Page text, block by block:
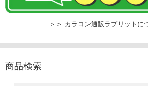
＞＞ カラコン通販ラブリットに
商品検索